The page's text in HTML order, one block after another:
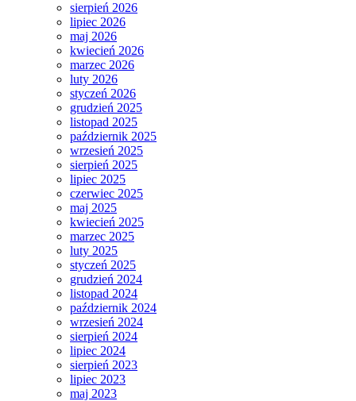
sierpień 2026
lipiec 2026
maj 2026
kwiecień 2026
marzec 2026
luty 2026
styczeń 2026
grudzień 2025
listopad 2025
październik 2025
wrzesień 2025
sierpień 2025
lipiec 2025
czerwiec 2025
maj 2025
kwiecień 2025
marzec 2025
luty 2025
styczeń 2025
grudzień 2024
listopad 2024
październik 2024
wrzesień 2024
sierpień 2024
lipiec 2024
sierpień 2023
lipiec 2023
maj 2023